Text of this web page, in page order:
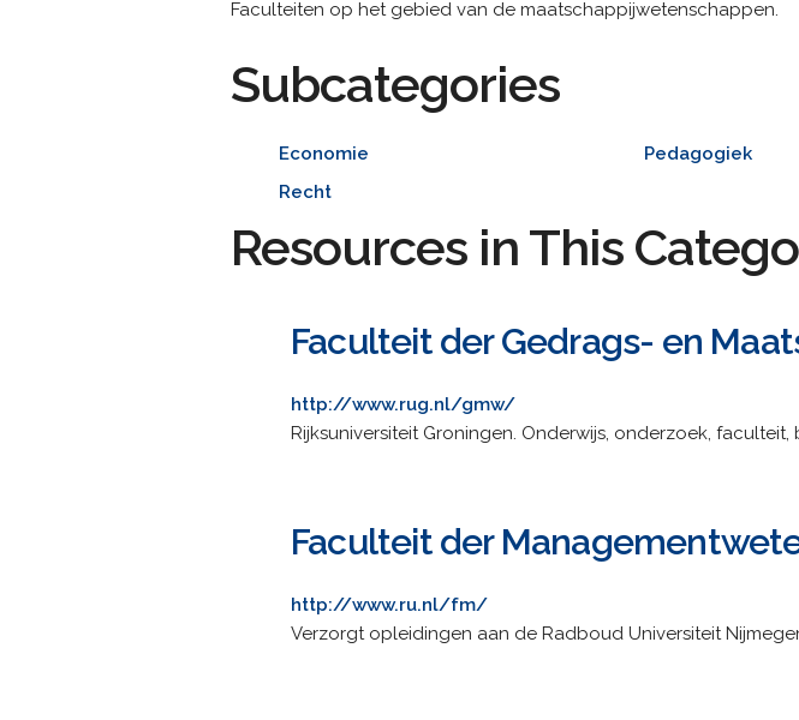
Faculteiten op het gebied van de maatschappijwetenschappen.
Subcategories
Economie Pedagogiek
Recht
Resources in This
Faculteit der Gedrags- en
http://www.rug.nl/gmw/
Rijksuniversiteit Groningen. Onderwijs, onderzoek,
Faculteit der
http://www.ru.nl/fm/
Verzorgt opleidingen aan de Radboud Universiteit